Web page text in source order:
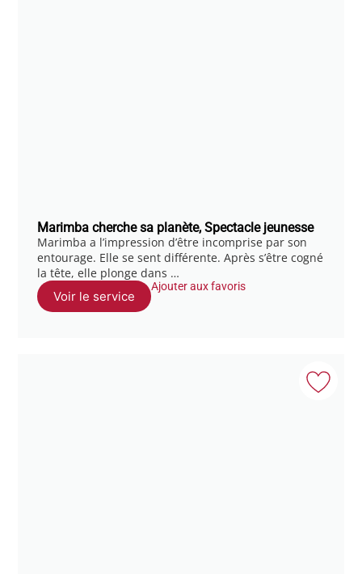
Marimba cherche sa planète, Spectacle jeunesse
Marimba a l’impression d’être incomprise par son
entourage. Elle se sent différente. Après s’être cogné
la tête, elle plonge dans …
Voir le service
Ajouter aux favoris